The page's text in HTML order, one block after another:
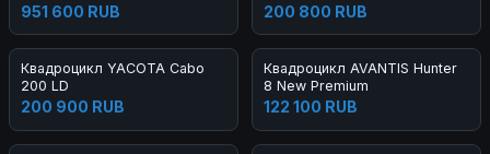
951 600 RUB 200 800 RUB
Квадроцикл YACOTA Cabo
200 LD
200 900 RUB
Квадроцикл AVANTIS Hunter
8 New Premium
122 100 RUB